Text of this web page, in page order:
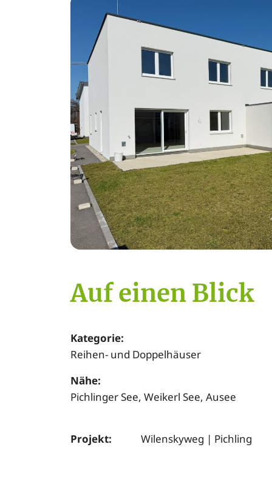
Auf einen Blick
Kategorie:
Reihen- und Doppelhäuser
Nähe:
Pichlinger See, Weikerl See, Ausee
Projekt: Wilenskyweg | Pichling